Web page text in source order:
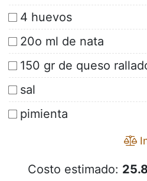
4 huevos
20o ml de nata
150 gr de queso
sal
pimienta
Costo estimado: